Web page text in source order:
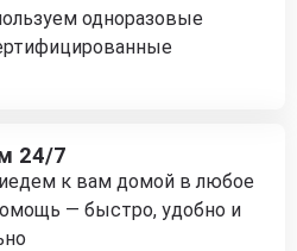
одноразовые
24/7
к вам домой в любое
— быстро, удобно и